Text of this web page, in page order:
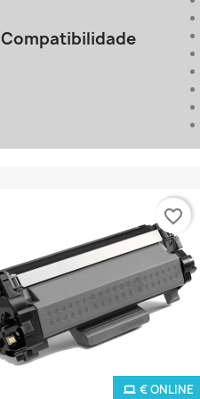
Compatibilidade
€ ONLINE
favorite_border